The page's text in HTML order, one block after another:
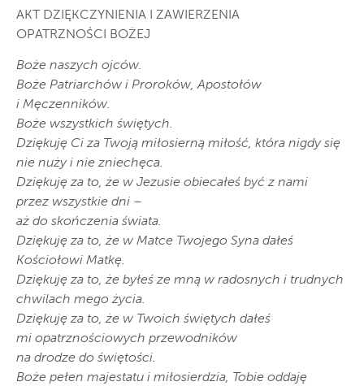
AKT DZIĘKCZYNIENIA I ZAWIERZENIA
OPATRZNOŚCI BOŻEJ
Boże naszych ojców.
Boże Patriarchów i Proroków, Apostołów
i Męczenników.
Boże wszystkich świętych.
Dziękuję Ci za Twoją miłosierną miłość, która nigdy się
nie nuży i nie zniechęca.
Dziękuję za to, że w Jezusie obiecałeś być z nami
przez wszystkie dni –
aż do skończenia świata.
Dziękuję za to, że w Matce Twojego Syna dałeś
Kościołowi Matkę.
Dziękuję za to, że byłeś ze mną w radosnych i trudnych
chwilach mego życia.
Dziękuję za to, że w Twoich świętych dałeś
mi opatrznościowych przewodników
na drodze do świętości.
Boże pełen majestatu i miłosierdzia, Tobie oddaję